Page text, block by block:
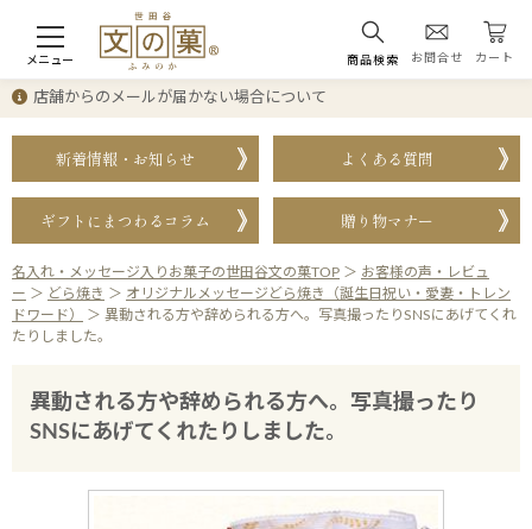
メニュー 商品検索 お問合せ カート
店舗からのメールが届かない場合について
新着情報・お知らせ よくある質問
ギフトにまつわるコラム 贈り物マナー
名入れ・メッセージ入りお菓子の世田谷文の菓TOP ＞ お客様の声・レビュ
ー ＞ どら焼き ＞ オリジナルメッセージどら焼き（誕生日祝い・愛妻・トレン
ドワード）
＞ 異動される方や辞められる方へ。写真撮ったりSNSにあげてくれ
たりしました。
異動される方や辞められる方へ。写真撮ったり
SNSにあげてくれたりしました。